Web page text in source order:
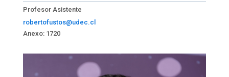
Profesor Asistente
robertofustos@udec.cl
Anexo: 1720